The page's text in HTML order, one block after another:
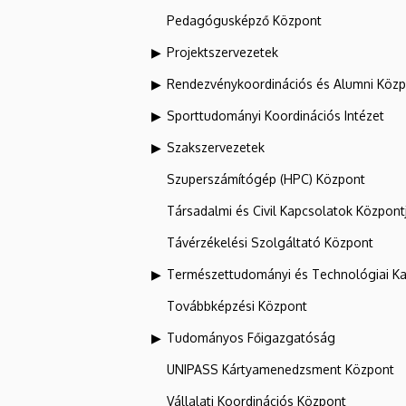
Pedagógusképző Központ
Projektszervezetek
Rendezvénykoordinációs és Alumni
Sporttudományi Koordinációs Intézet
Szakszervezetek
Szuperszámítógép (HPC) Központ
Társadalmi és Civil Kapcsolatok
Távérzékelési Szolgáltató Központ
Természettudományi és Technológiai
Továbbképzési Központ
Tudományos Főigazgatóság
UNIPASS Kártyamenedzsment Központ
Vállalati Koordinációs Központ